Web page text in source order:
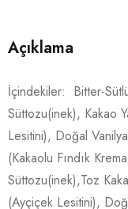
Açıklama
İçindekiler: Bitter-
Süttozu(inek), Kakao
Lesitini), Doğal
(Kakaolu Fındık
Süttozu(inek),Toz
(Ayçiçek Lesitini),